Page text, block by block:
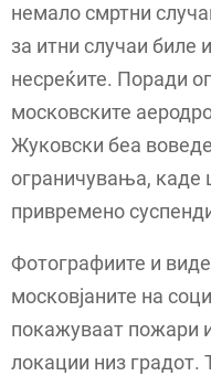
немало смртни
за итни случаи биле
несреќите. Поради
московските
Жуковски беа
ограничувања, каде
привремено
Фотографиите и
московјаните на
покажуваат пожари
локации низ градот.